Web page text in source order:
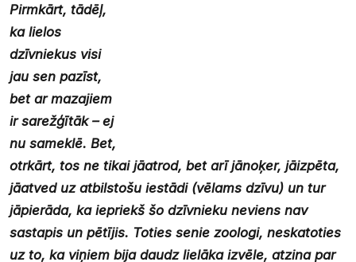
Pirmkārt, tādēļ,
ka lielos
dzīvniekus visi
jau sen pazīst,
bet ar mazajiem
ir sarežģītāk – ej
nu sameklē. Bet,
otrkārt, tos ne tikai jāatrod, bet arī jānoķer, jāizpēta,
jāatved uz atbilstošu iestādi (vēlams dzīvu) un tur
jāpierāda, ka iepriekš šo dzīvnieku neviens nav
sastapis un pētījis. Toties senie zoologi, neskatoties
uz to, ka viņiem bija daudz lielāka izvēle, atzina par